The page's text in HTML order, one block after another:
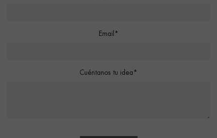
Email*
Cuéntanos tu idea*